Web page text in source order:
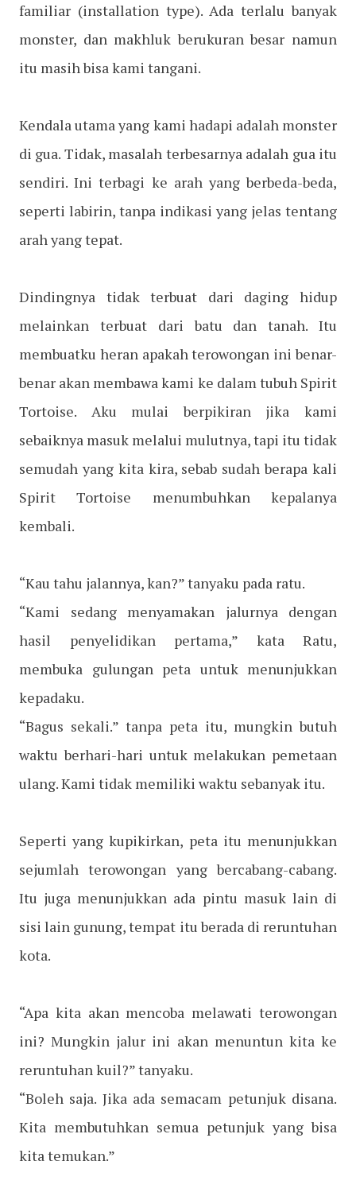
familiar (installation type). Ada terlalu banyak
monster, dan makhluk berukuran besar namun
itu masih bisa kami tangani.
Kendala utama yang kami hadapi adalah monster
di gua. Tidak, masalah terbesarnya adalah gua itu
sendiri. Ini terbagi ke arah yang berbeda-beda,
seperti labirin, tanpa indikasi yang jelas tentang
arah yang tepat.
Dindingnya tidak terbuat dari daging hidup
melainkan terbuat dari batu dan tanah. Itu
membuatku heran apakah terowongan ini benar-
benar akan membawa kami ke dalam tubuh Spirit
Tortoise. Aku mulai berpikiran jika kami
sebaiknya masuk melalui mulutnya, tapi itu tidak
semudah yang kita kira, sebab sudah berapa kali
Spirit Tortoise menumbuhkan kepalanya
kembali.
“Kau tahu jalannya, kan?” tanyaku pada ratu.
“Kami sedang menyamakan jalurnya dengan
hasil penyelidikan pertama,” kata Ratu,
membuka gulungan peta untuk menunjukkan
kepadaku.
“Bagus sekali.” tanpa peta itu, mungkin butuh
waktu berhari-hari untuk melakukan pemetaan
ulang. Kami tidak memiliki waktu sebanyak itu.
Seperti yang kupikirkan, peta itu menunjukkan
sejumlah terowongan yang bercabang-cabang.
Itu juga menunjukkan ada pintu masuk lain di
sisi lain gunung, tempat itu berada di reruntuhan
kota.
“Apa kita akan mencoba melawati terowongan
ini? Mungkin jalur ini akan menuntun kita ke
reruntuhan kuil?” tanyaku.
“Boleh saja. Jika ada semacam petunjuk disana.
Kita membutuhkan semua petunjuk yang bisa
kita temukan.”